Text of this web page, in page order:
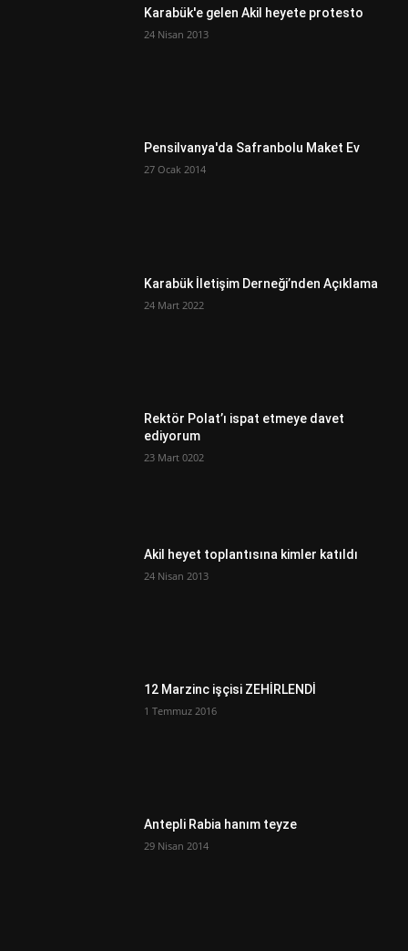
Karabük'e gelen Akil heyete protesto
24 Nisan 2013
Pensilvanya'da Safranbolu Maket Ev
27 Ocak 2014
Karabük İletişim Derneği’nden Açıklama
24 Mart 2022
Rektör Polat’ı ispat etmeye davet
ediyorum
23 Mart 0202
Akil heyet toplantısına kimler katıldı
24 Nisan 2013
12 Marzinc işçisi ZEHİRLENDİ
1 Temmuz 2016
Antepli Rabia hanım teyze
29 Nisan 2014